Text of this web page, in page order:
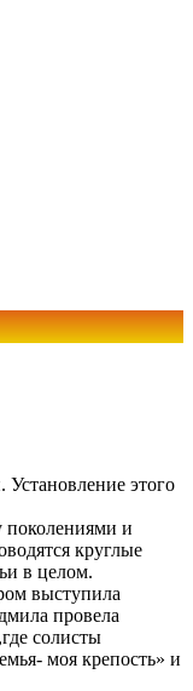
этого
поколениями и
круглые
в целом.
выступила
провела
солисты
моя крепость» и